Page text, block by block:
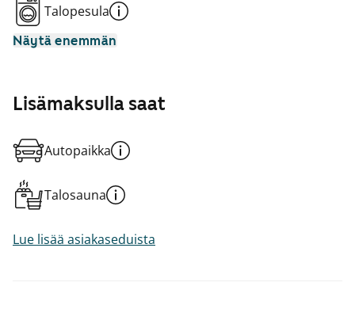
Talopesula
Näytä enemmän
Lisämaksulla saat
Autopaikka
Talosauna
Lue lisää asiakaseduista